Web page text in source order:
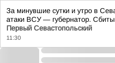
За минувшие сутки и утро в
атаки ВСУ — губернатор.
Первый Севастопольский
11:30